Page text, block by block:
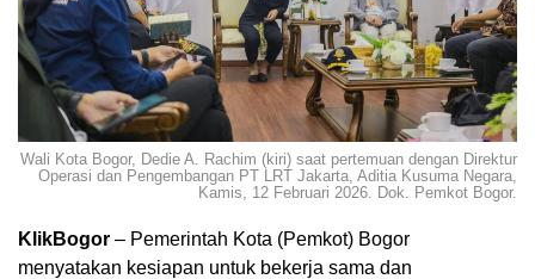
Wali Kota Bogor, Dedie A. Rachim (kiri) saat pertemuan dengan Direktur
Operasi dan Pengembangan PT LRT Jakarta, Aditia Kusuma Negara,
Kamis, 12 Februari 2026. Dok. Pemkot Bogor.
KlikBogor – Pemerintah Kota (Pemkot) Bogor
menyatakan kesiapan untuk bekerja sama dan